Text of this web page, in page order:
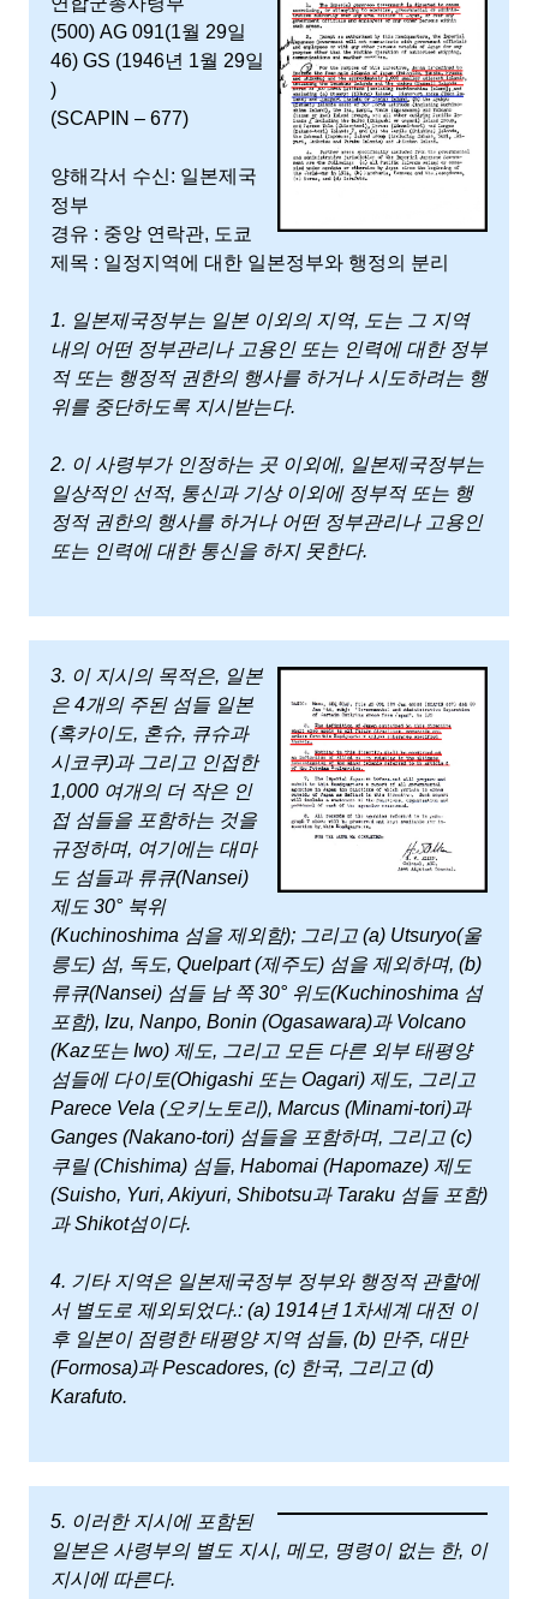
(500) AG 091(1월 29일
46) GS (1946년 1월 29일
)
(SCAPIN – 677)
양해각서 수신: 일본제국
정부
경유 : 중앙 연락관, 도쿄
제목 : 일정지역에 대한 일본정부와 행정의 분리
1. 일본제국정부는 일본 이외의 지역, 도는 그 지역
내의 어떤 정부관리나 고용인 또는 인력에 대한 정부
적 또는 행정적 권한의 행사를 하거나 시도하려는 행
위를 중단하도록 지시받는다.
2. 이 사령부가 인정하는 곳 이외에, 일본제국정부는
일상적인 선적, 통신과 기상 이외에 정부적 또는 행
정적 권한의 행사를 하거나 어떤 정부관리나 고용인
또는 인력에 대한 통신을 하지 못한다.
3. 이 지시의 목적은, 일본
은 4개의 주된 섬들 일본
(혹카이도, 혼슈, 큐슈과
시코쿠)과 그리고 인접한
1,000 여개의 더 작은 인
접 섬들을 포함하는 것을
규정하며, 여기에는 대마
도 섬들과 류큐(Nansei)
제도 30° 북위
(Kuchinoshima 섬을 제외함); 그리고 (a) Utsuryo(울
릉도) 섬, 독도, Quelpart (제주도) 섬을 제외하며, (b)
류큐(Nansei) 섬들 남 쪽 30° 위도(Kuchinoshima 섬
포함), Izu, Nanpo, Bonin (Ogasawara)과 Volcano
(Kaz또는 Iwo) 제도, 그리고 모든 다른 외부 태평양
섬들에 다이토(Ohigashi 또는 Oagari) 제도, 그리고
Parece Vela (오키노토리), Marcus (Minami-tori)과
Ganges (Nakano-tori) 섬들을 포함하며, 그리고 (c)
쿠릴 (Chishima) 섬들, Habomai (Hapomaze) 제도
(Suisho, Yuri, Akiyuri, Shibotsu과 Taraku 섬들 포함)
과 Shikot섬이다.
4. 기타 지역은 일본제국정부 정부와 행정적 관할에
서 별도로 제외되었다.: (a) 1914년 1차세계 대전 이
후 일본이 점령한 태평양 지역 섬들, (b) 만주, 대만
(Formosa)과 Pescadores, (c) 한국, 그리고 (d)
Karafuto.
5. 이러한 지시에 포함된
일본은 사령부의 별도 지시, 메모, 명령이 없는 한, 이
지시에 따른다.